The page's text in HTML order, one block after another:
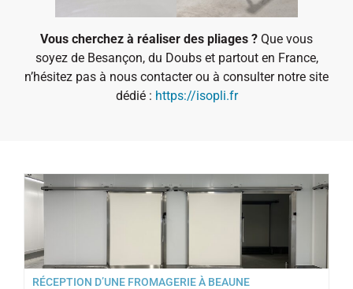
Vous cherchez à réaliser des pliages ? Que vous
soyez de Besançon, du Doubs et partout en France,
n’hésitez pas à nous contacter ou à consulter notre site
dédié : https://isopli.fr
RÉCEPTION D’UNE FROMAGERIE À BEAUNE